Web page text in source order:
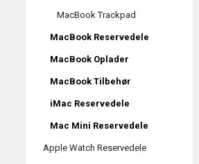
MacBook Trackpad
MacBook Reservedele
MacBook Oplader
MacBook Tilbehør
iMac Reservedele
Mac Mini Reservedele
Apple Watch Reservedele